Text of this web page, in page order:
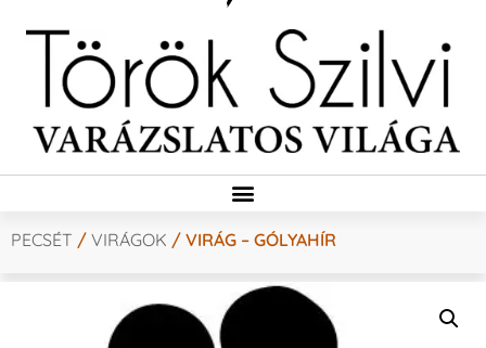
PECSÉT / VIRÁGOK / VIRÁG – GÓLYAHÍR